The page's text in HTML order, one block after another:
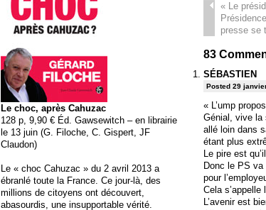
«Le
presse se
83
SÉBASTIEN
Posted 29
« L’ump
Génial, vive la
allé loin dans
étant plus
Le pire est
Donc le PS va
pour
Cela s’appelle
L’avenir est
Le choc, après Cahuzac
128 p, 9,90 € Éd. Gawsewitch – en librairie
le 13 juin (G. Filoche, C. Gispert, JF
Claudon)
Le « choc Cahuzac » du 2 avril 2013 a
ébranlé toute la France. Ce jour-là, des
millions de citoyens ont découvert,
abasourdis, une insupportable vérité.